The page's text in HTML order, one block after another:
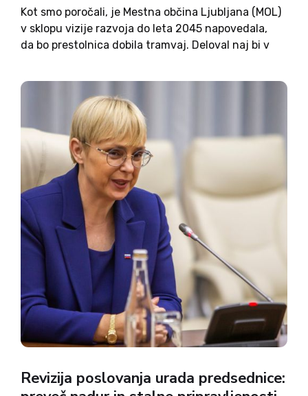
Kot smo poročali, je Mestna občina Ljubljana (MOL)
v sklopu vizije razvoja do leta 2045 napovedala,
da bo prestolnica dobila tramvaj. Deloval naj bi v
dopolnjeval mestne avtobuse, a poznavalci ob tem
opozarjajo na...
Revizija poslovanja urada predsednice: